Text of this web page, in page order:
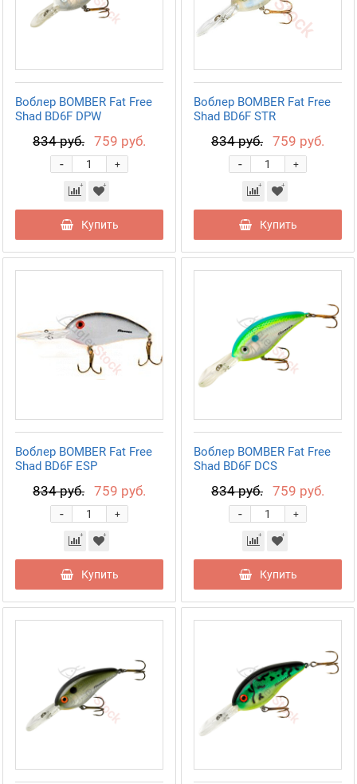
Воблер BOMBER Fat Free
Shad BD6F DPW
834 руб. 759 руб.
+
-
Купить
Воблер BOMBER Fat Free
Shad BD6F STR
834 руб. 759 руб.
+
-
Купить
Воблер BOMBER Fat Free
Shad BD6F ESP
834 руб. 759 руб.
+
-
Купить
Воблер BOMBER Fat Free
Shad BD6F DCS
834 руб. 759 руб.
+
-
Купить